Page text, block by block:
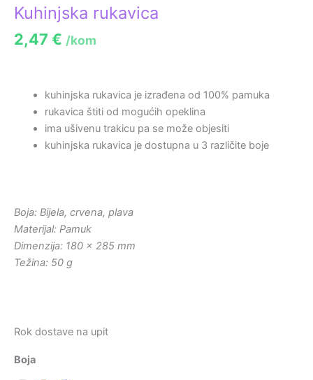
Kuhinjska rukavica
2,47 € /kom
kuhinjska rukavica je izrađena od 100% pamuka
rukavica štiti od mogućih opeklina
ima ušivenu trakicu pa se može objesiti
kuhinjska rukavica je dostupna u 3 različite boje
Boja: Bijela, crvena, plava
Materijal: Pamuk
Dimenzija: 180 x 285 mm
Težina: 50 g
Rok dostave na upit
Boja